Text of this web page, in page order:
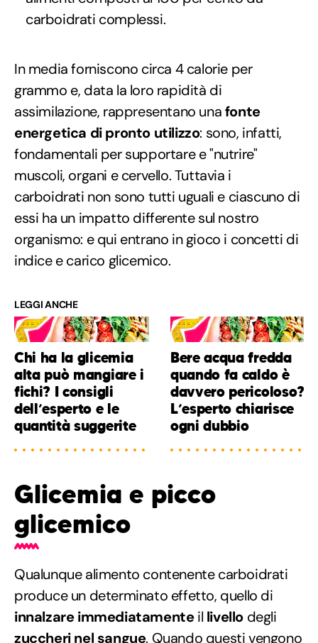
carboidrati complessi.
In media forniscono circa 4 calorie per
grammo e, data la loro rapidità di
assimilazione, rappresentano unafonte
energetica di pronto utilizzo: sono, infatti,
fondamentali per supportare e "nutrire"
muscoli, organi e cervello. Tuttavia i
carboidrati non sono tutti uguali e ciascuno di
essi ha un impatto differente sul nostro
organismo: e qui entrano in gioco i concetti di
indice e carico glicemico.
LEGGI ANCHE
Chi ha la glicemia
alta può mangiare i
fichi? I consigli
dell’esperto e le
quantità suggerite
Bere acqua fredda
quando fa caldo è
davvero pericoloso?
L’esperto chiarisce
ogni dubbio
Glicemia e picco
glicemico
Qualunque alimento contenente carboidrati
produce un determinato effetto, quello di
innalzare immediatamenteil livello degli
zuccheri nel sangue. Quando questi vengono